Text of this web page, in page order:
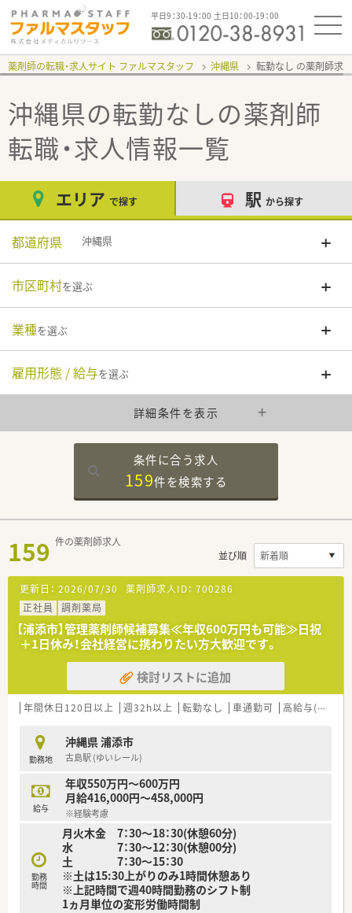
平日9：30-19：00 土日10：00-19：00
薬剤師の転職・求人サイト ファルマスタッフ 沖縄県 転勤なし
沖縄県の転勤なしの薬剤師
転職・求人情報一覧
エリア で探す 駅 から探す
都道府県 沖縄県
市区町村を選ぶ
業種を選ぶ
雇用形態 / 給与を選ぶ
詳細条件を表示
条件に合う求人
159件を検索する
159 件の薬剤師求人
並び順
更新日： 2026/07/30 薬剤師求人ID： 700286
正社員
調剤薬局
【浦添市】管理薬剤師候補募集≪年収600万円も可能≫日祝
＋1日休み！会社経営に携わりたい方大歓迎です。
検討リストに追加
年間休日120日以上 週32h以上 転勤なし 車通勤可 高給与(600万円以上)
勤務地
沖縄県 浦添市
古島駅 (ゆいレール)
給与
年収550万円～600万円
月給416,000円～458,000円
※経験考慮
勤務
時間
月火木金 7：30～18：30(休憩60分)
水 7：30～12：30(休憩00分)
土 7：30～15：30
※土は15:30上がりのみ1時間休憩あり
※上記時間で週40時間勤務のシフト制
1ヵ月単位の変形労働時間制